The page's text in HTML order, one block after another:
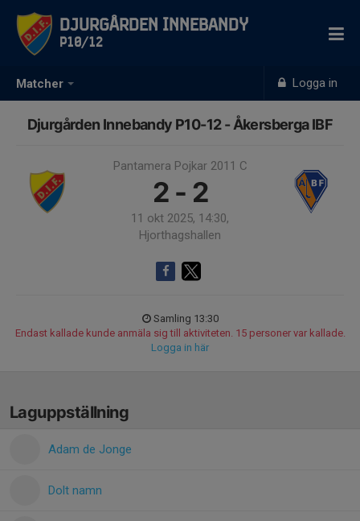
Matcher Logga in
Djurgården Innebandy
P10/12
Djurgården Innebandy P10-12 - Åkersberga IBF
Pantamera Pojkar 2011 C
2 - 2
11 okt 2025, 14:30,
Hjorthagshallen
Samling 13:30
Endast kallade kunde anmäla sig till aktiviteten. 15 personer var kallade.
Logga in här
Laguppställning
Adam de Jonge
Dolt namn